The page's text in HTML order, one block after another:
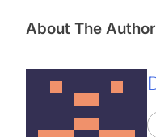
About The Author